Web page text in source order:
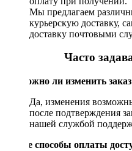
Мы предлагаем
курьерскую доставку,
доставку почтовыми
Часто
Возможно ли изменить
Да, изменения
после подтверждения
нашей службой
Какие способы оплаты